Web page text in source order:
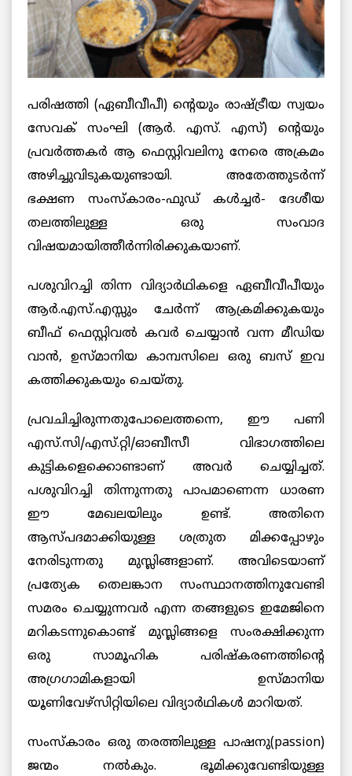
പരിഷത്തി (ഏബീവീപീ) ന്റെയും രാഷ്ട്രീയ സ്വയം
സേവക് സംഘി (ആര്‍. എസ്. എസ്) ന്റെയും
പ്രവര്‍ത്തകര്‍ ആ ഫെസ്റ്റിവലിനു നേരെ അക്രമം
അഴിച്ചുവിടുകയുണ്ടായി. അതേത്തുടര്‍ന്ന്
ഭക്ഷണ സംസ്കാരം-ഫുഡ് കള്‍ച്ചര്‍- ദേശീയ
തലത്തിലുള്ള ഒരു സംവാദ
വിഷയമായിത്തീര്‍ന്നിരിക്കുകയാണ്.
പശുവിറച്ചി തിന്ന വിദ്യാര്‍ഥികളെ ഏബീവീപീയും
ആര്‍.എസ്.എസ്സും ചേര്‍ന്ന് ആക്രമിക്കുകയും
ബീഫ് ഫെസ്റ്റിവല്‍ കവര്‍ ചെയ്യാന്‍ വന്ന മീഡിയ
വാന്‍, ഉസ്മാനിയ കാമ്പസിലെ ഒരു ബസ് ഇവ
കത്തിക്കുകയും ചെയ്തു.
പ്രവചിച്ചിരുന്നതുപോലെത്തന്നെ, ഈ പണി
എസ്.സി/എസ്.റ്റി/ഓബീസീ വിഭാഗത്തിലെ
കുട്ടികളെക്കൊണ്ടാണ് അവര്‍ ചെയ്യിച്ചത്.
പശുവിറച്ചി തിന്നുന്നതു പാപമാണെന്ന ധാരണ
ഈ മേഖലയിലും ഉണ്ട്. അതിനെ
ആസ്പദമാക്കിയുള്ള ശത്രുത മിക്കപ്പോഴും
നേരിടുന്നതു മുസ്ലിങ്ങളാണ്. അവിടെയാണ്
പ്രത്യേക തെലങ്കാന സംസ്ഥാനത്തിനുവേണ്ടി
സമരം ചെയ്യുന്നവര്‍ എന്ന തങ്ങളുടെ ഇമേജിനെ
മറികടന്നുകൊണ്ട് മുസ്ലിങ്ങളെ സംരക്ഷിക്കുന്ന
ഒരു സാമൂഹിക പരിഷ്കരണത്തിന്റെ
അഗ്രഗാമികളായി ഉസ്മാനിയ
യൂണിവേഴ്സിറ്റിയിലെ വിദ്യാര്‍ഥികള്‍ മാറിയത്.
സംസ്കാരം ഒരു തരത്തിലുള്ള പാഷനു(passion)
ജന്മം നല്‍കും. ഭൂമിക്കുവേണ്ടിയുള്ള